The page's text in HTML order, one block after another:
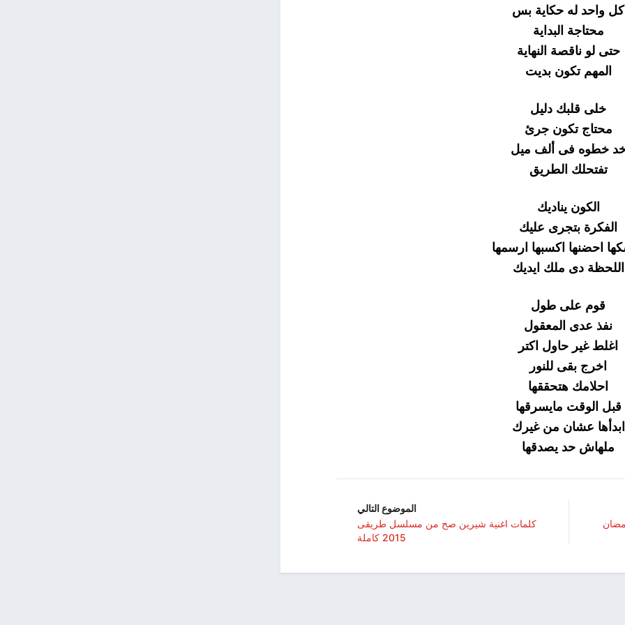
كل واحد له حكاية بس
محتاجة البداية
حتى لو ناقصة النهاية
المهم تكون بديت
خلى قلبك دليل
محتاج تكون جرئ
خطوه فى ألف ميل
تفتحلك الطريق
الكون يناديك
الفكرة بتجرى عليك
احضنها اكسبها ارسمها
اللحظة دى ملك ايديك
قوم على طول
نفذ عدى المعقول
اغلط غير حاول اكتر
اخرج بقى للنور
احلامك هتحققها
قبل الوقت مايسرقها
ابدأها عشان من غيرك
ملهاش حد يصدقها
الموضوع التالي
كلمات اغنية شيرين صح من مسلسل طريقى
2015 كاملة